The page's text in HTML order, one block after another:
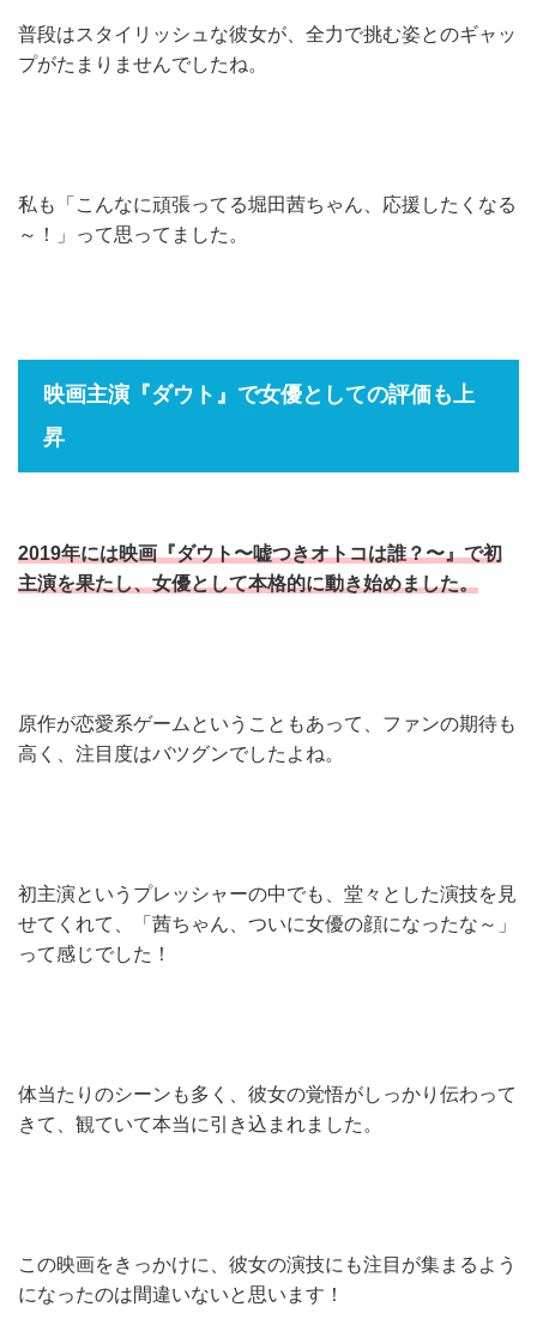
普段はスタイリッシュな彼女が、全力で挑む姿とのギャッ
プがたまりませんでしたね。
私も「こんなに頑張ってる堀田茜ちゃん、応援したくなる
～！」って思ってました。
映画主演『ダウト』で女優としての評価も上
昇
2019年には映画『ダウト〜嘘つきオトコは誰？〜』で初
主演を果たし、女優として本格的に動き始めました。
原作が恋愛系ゲームということもあって、ファンの期待も
高く、注目度はバツグンでしたよね。
初主演というプレッシャーの中でも、堂々とした演技を見
せてくれて、「茜ちゃん、ついに女優の顔になったな～」
って感じでした！
体当たりのシーンも多く、彼女の覚悟がしっかり伝わって
きて、観ていて本当に引き込まれました。
この映画をきっかけに、彼女の演技にも注目が集まるよう
になったのは間違いないと思います！